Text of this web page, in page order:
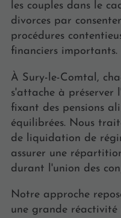
les couples dans le
divorces par
procédures
financiers importants.
À Sury-le-Comtal,
s'attache à préserver
fixant des pensions
équilibrées. Nous
de liquidation de
assurer une
durant l'union des
Notre approche
une grande